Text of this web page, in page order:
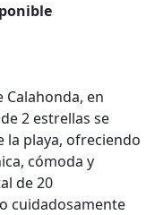
en
2 estrellas se
la playa, ofreciendo
cómoda y
de 20
cuidadosamente